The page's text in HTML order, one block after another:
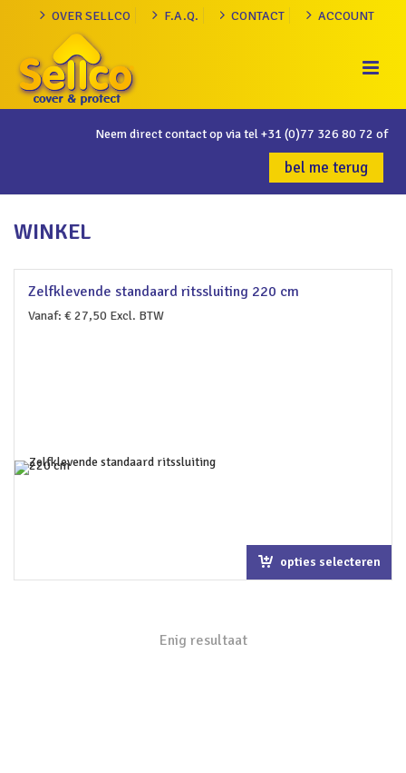
OVER SELLCO F.A.Q. CONTACT ACCOUNT
Neem direct contact op via tel+31 (0)77 326 80 72 of
bel me terug
WINKEL
Zelfklevende standaard ritssluiting 220 cm
Vanaf: €27,50 Excl. BTW
opties selecteren
Enig resultaat